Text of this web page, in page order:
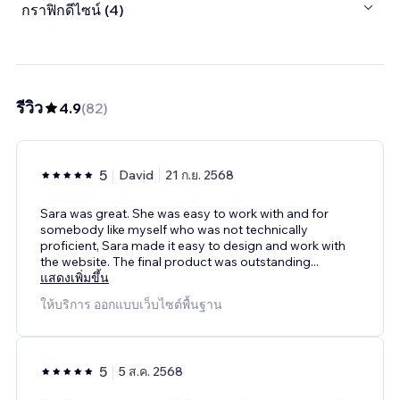
กราฟิกดีไซน์ (4)
รีวิว 4.9(82)
5 David 21 ก.ย. 2568
Sara was great. She was easy to work with and for
somebody like myself who was not technically
proficient, Sara made it easy to design and work with
the website. The final product was outstanding...
แสดงเพิ่มขึ้น
ให้บริการ ออกแบบเว็บไซต์พื้นฐาน
5 5 ส.ค. 2568